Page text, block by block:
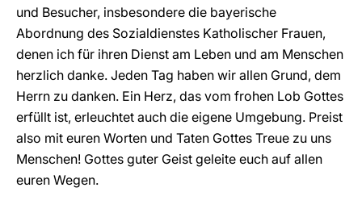
und Besucher, insbesondere die bayerische
Abordnung des Sozialdienstes Katholischer Frauen,
denen ich für ihren Dienst am Leben und am Menschen
herzlich danke. Jeden Tag haben wir allen Grund, dem
Herrn zu danken. Ein Herz, das vom frohen Lob Gottes
erfüllt ist, erleuchtet auch die eigene Umgebung. Preist
also mit euren Worten und Taten Gottes Treue zu uns
Menschen! Gottes guter Geist geleite euch auf allen
euren Wegen.